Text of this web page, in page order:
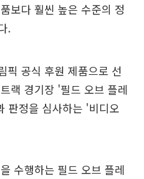
보다 훨씬 높은 수준의 정
.
픽 공식 후원 제품으로 선
랙 경기장 '필드 오브 플레
판정을 심사하는 '비디오
수행하는 필드 오브 플레